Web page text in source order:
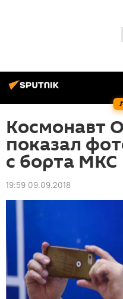
Космонавт
показал
с борта МКС
19:59 09.09.2018